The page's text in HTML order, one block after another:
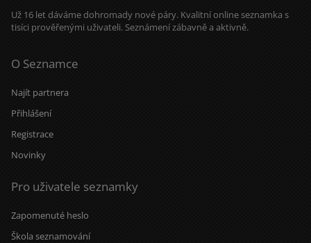
Už 16 let dáváme dohromady nové páry. Kvalitní online seznamka s
tisíci prověřenými uživateli. Seznámení zábavně a aktivně.
O Seznamce
Najít partnera
Přihlášení
Registrace
Novinky
Pro uživatele seznamky
Zapomenuté heslo
Škola seznamování